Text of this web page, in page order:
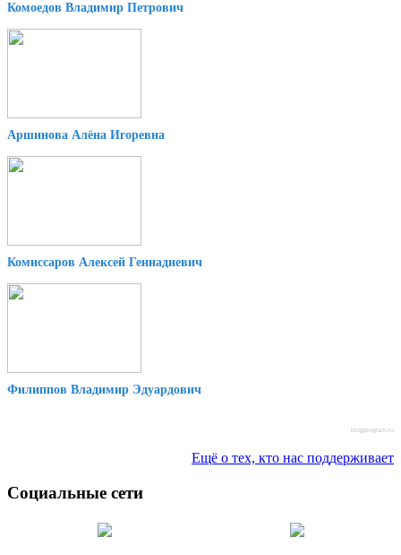
Комоедов Владимир Петрович
Аршинова Алёна Игоревна
Комиссаров Алексей Геннадиевич
Филиппов Владимир Эдуардович
blogprogram.ru
Ещё о тех, кто нас поддерживает
Социальные сети